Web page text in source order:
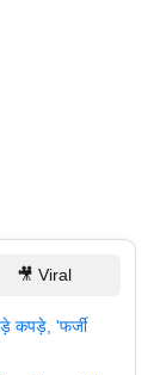
🎥 Viral
कपड़े, 'फर्जी